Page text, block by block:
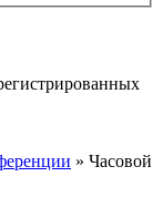
» Часовой